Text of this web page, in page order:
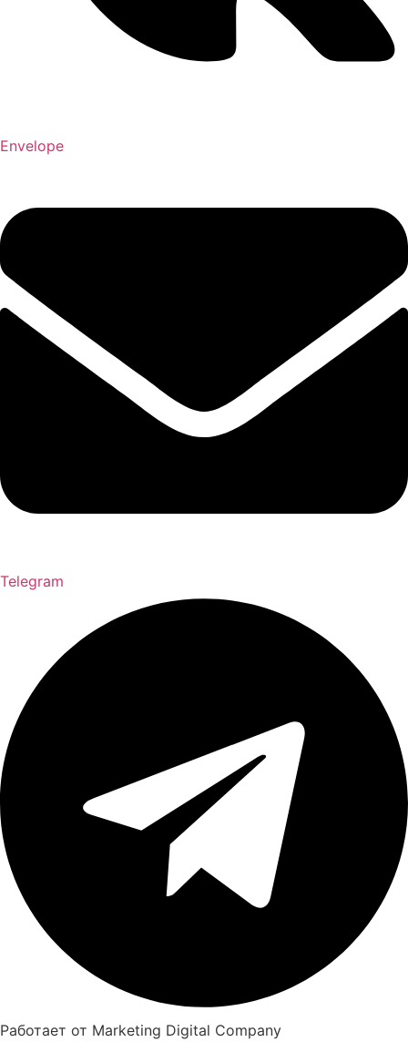
Envelope
Telegram
Работает от Marketing Digital Company